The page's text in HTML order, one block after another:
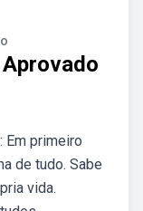
Em primeiro
de tudo. Sabe
vida.